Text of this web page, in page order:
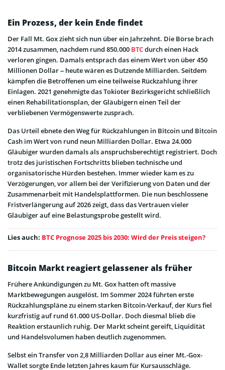
Ein Prozess, der kein Ende findet
Der Fall Mt. Gox zieht sich nun über ein Jahrzehnt. Die Börse brach
2014 zusammen, nachdem rund 850.000 BTCdurch einen Hack
verloren gingen. Damals entsprach das einem Wert von über 450
Millionen Dollar – heute wären es Dutzende Milliarden. Seitdem
kämpfen die Betroffenen um eine teilweise Rückzahlung ihrer
Einlagen. 2021 genehmigte das Tokioter Bezirksgericht schließlich
einen Rehabilitationsplan, der Gläubigern einen Teil der
verbliebenen Vermögenswerte zusprach.
Das Urteil ebnete den Weg für Rückzahlungen in Bitcoin und Bitcoin
Cash im Wert von rund neun Milliarden Dollar. Etwa 24.000
Gläubiger wurden damals als anspruchsberechtigt registriert. Doch
trotz des juristischen Fortschritts blieben technische und
organisatorische Hürden bestehen. Immer wieder kam es zu
Verzögerungen, vor allem bei der Verifizierung von Daten und der
Zusammenarbeit mit Handelsplattformen. Die nun beschlossene
Fristverlängerung auf 2026 zeigt, dass das Vertrauen vieler
Gläubiger auf eine Belastungsprobe gestellt wird.
Lies auch: BTC Prognose 2025 bis 2030: Wird der Preis steigen?
Bitcoin Markt reagiert gelassener als früher
Frühere Ankündigungen zu Mt. Gox hatten oft massive
Marktbewegungen ausgelöst. Im Sommer 2024 führten erste
Rückzahlungspläne zu einem starken Bitcoin-Verkauf, der Kurs fiel
kurzfristig auf rund 61.000 US-Dollar. Doch diesmal blieb die
Reaktion erstaunlich ruhig. Der Markt scheint gereift, Liquidität
und Handelsvolumen haben deutlich zugenommen.
Selbst ein Transfer von 2,8 Milliarden Dollar aus einer Mt.-Gox-
Wallet sorgte Ende letzten Jahres kaum für Kursausschläge.